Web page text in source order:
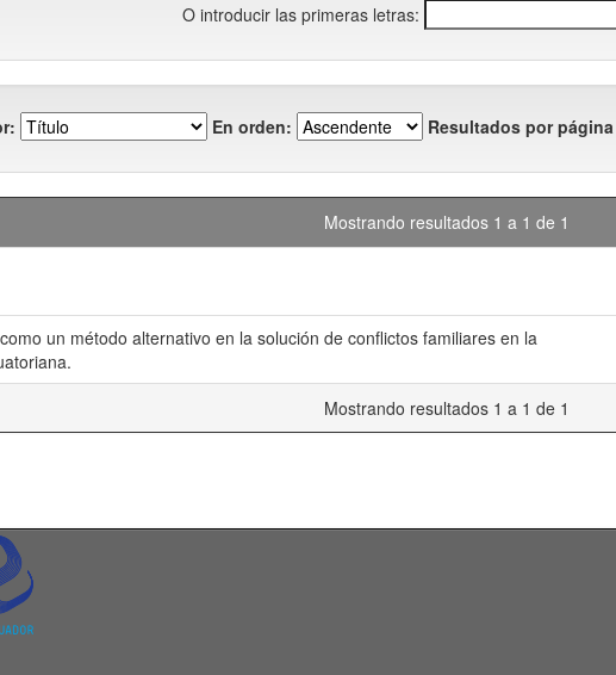
O introducir las primeras letras:
En orden: Resultados por página
Mostrando resultados 1 a 1 de 1
un método alternativo en la solución de conflictos familiares en la
Mostrando resultados 1 a 1 de 1